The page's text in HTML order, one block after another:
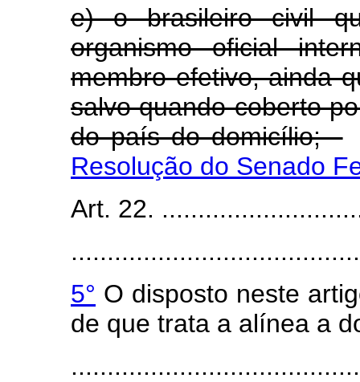
e) o brasileiro civil
organismo oficial
membro efetivo, ainda
salvo quando coberto
do país do domicílio;
Resolução do Senado
Art. 22.
5° O disposto neste
de que trata a alínea a